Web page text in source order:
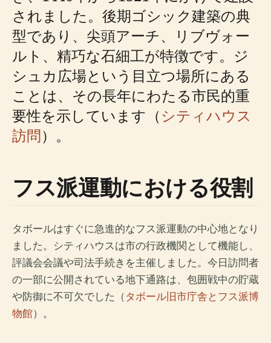
されました。後期ゴシック建築の典
型であり、尖頭アーチ、リブヴォー
ルト、精巧な石細工が特徴です。ジ
シュカ広場という目立つ場所にある
ことは、その長年にわたる市民的重
要性を示しています（シティハウス
訪問）。
フス派運動における役割
タボールはすぐに急進的なフス派運動の中心地となり
ました。シティハウスは市の行政機関として機能し、
評議会会議や司法手続きを主催しました。今日訪問者
の一部に公開されている地下通路は、包囲戦中の貯蔵
や防御に不可欠でした（ タボール旧市庁舎とフス派博
物館）。